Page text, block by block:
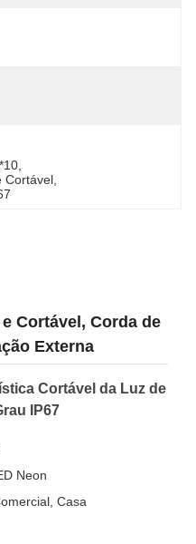
Cortável
Cortável, Corda de
Externa
Cortável da Luz de
IP67
Neon
Casa